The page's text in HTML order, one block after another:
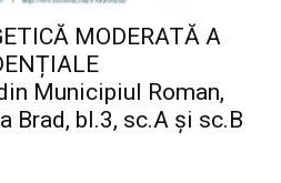
MODERATĂ A
Municipiul Roman,
Brad, bl.3, sc.A și sc.B